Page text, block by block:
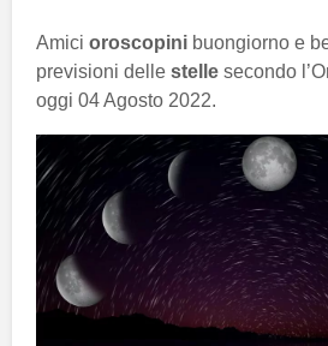
Amici oroscopini buongiorno e
previsioni delle stelle secondo
oggi 04 Agosto 2022.